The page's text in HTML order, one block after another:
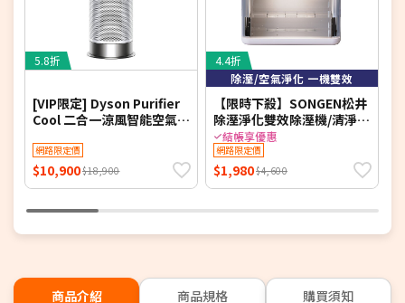
5.8折
[VIP限定] Dyson Purifier
Cool 二合一涼風智能空氣清
網路限定價
$10,900$18,900
4.4折
除溼/空氣淨化 一機雙效
【限時下殺】SONGEN松井
除溼淨化雙效除溼機/清淨機
(SG-S28KD)
結帳享優惠
網路限定價
$1,980$4,600
商品介紹 商品規格 購買須知